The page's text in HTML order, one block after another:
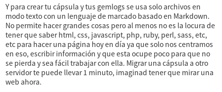
Y para crear tu cápsula y tus gemlogs se usa solo archivos en
modo texto con un lenguaje de marcado basado en Markdown.
No permite hacer grandes cosas pero al menos no es la locura de
tener que saber html, css, javascript, php, ruby, perl, sass, etc,
etc para hacer una página hoy en día ya que solo nos centramos
en eso, escribir información y que esta ocupe poco para que no
se pierda y sea fácil trabajar con ella. Migrar una cápsula a otro
servidor te puede llevar 1 minuto, imaginad tener que mirar una
web ahora.